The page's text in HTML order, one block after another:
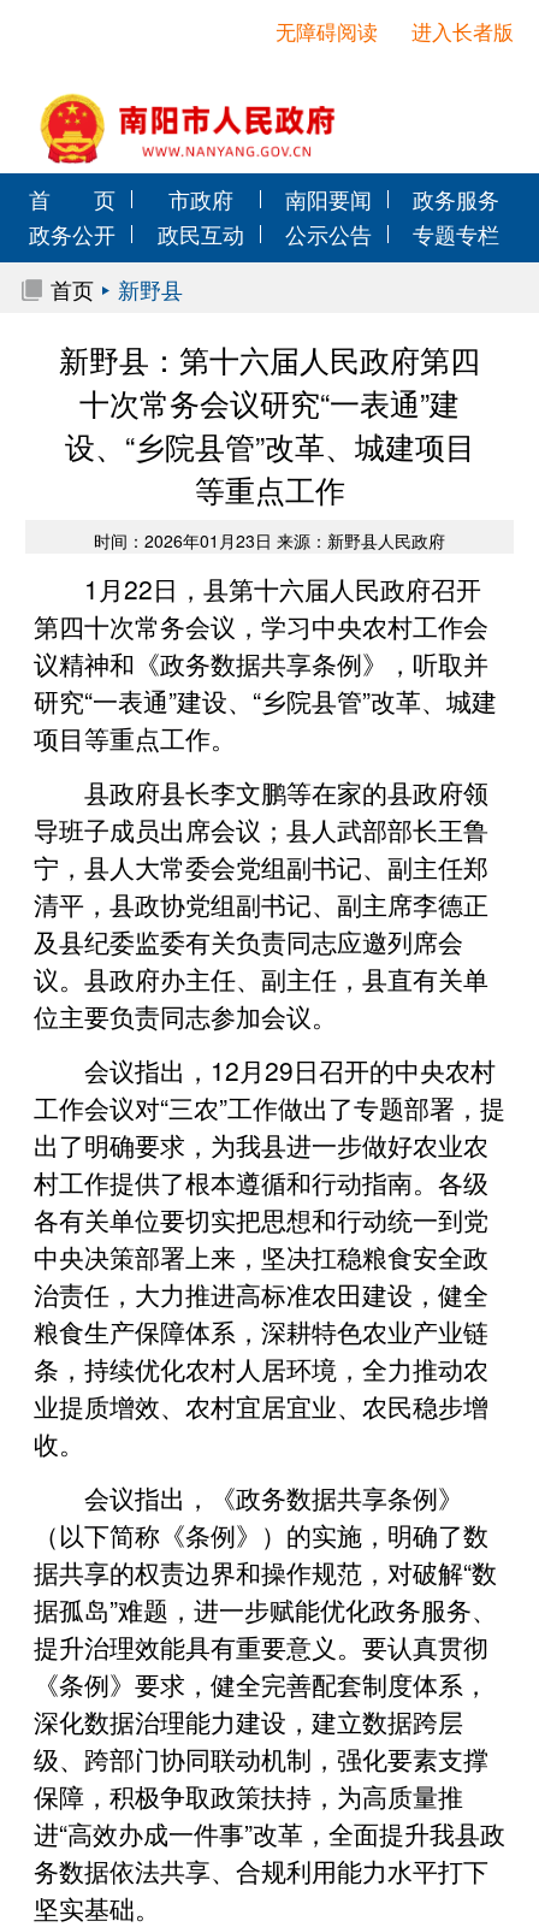
进入长者版
无障碍阅读
首 页 市政府 南阳要闻
政务服务
政务公开
政民互动 公示公告
专题专栏
首页
新野县
新野县：第十六届人民政府第四
十次常务会议研究“一表通”建
设、“乡院县管”改革、城建项目
等重点工作
时间：2026年01月23日 来源：新野县人民政府
1月22日，县第十六届人民政府召开
第四十次常务会议，学习中央农村工作会
议精神和《政务数据共享条例》，听取并
研究“一表通”建设、“乡院县管”改革、城建
项目等重点工作。
县政府县长李文鹏等在家的县政府领
导班子成员出席会议；县人武部部长王鲁
宁，县人大常委会党组副书记、副主任郑
清平，县政协党组副书记、副主席李德正
及县纪委监委有关负责同志应邀列席会
议。县政府办主任、副主任，县直有关单
位主要负责同志参加会议。
会议指出，12月29日召开的中央农村
工作会议对“三农”工作做出了专题部署，提
出了明确要求，为我县进一步做好农业农
村工作提供了根本遵循和行动指南。各级
各有关单位要切实把思想和行动统一到党
中央决策部署上来，坚决扛稳粮食安全政
治责任，大力推进高标准农田建设，健全
粮食生产保障体系，深耕特色农业产业链
条，持续优化农村人居环境，全力推动农
业提质增效、农村宜居宜业、农民稳步增
收。
会议指出，《政务数据共享条例》
（以下简称《条例》）的实施，明确了数
据共享的权责边界和操作规范，对破解“数
据孤岛”难题，进一步赋能优化政务服务、
提升治理效能具有重要意义。要认真贯彻
《条例》要求，健全完善配套制度体系，
深化数据治理能力建设，建立数据跨层
级、跨部门协同联动机制，强化要素支撑
保障，积极争取政策扶持，为高质量推
进“高效办成一件事”改革，全面提升我县政
务数据依法共享、合规利用能力水平打下
坚实基础。